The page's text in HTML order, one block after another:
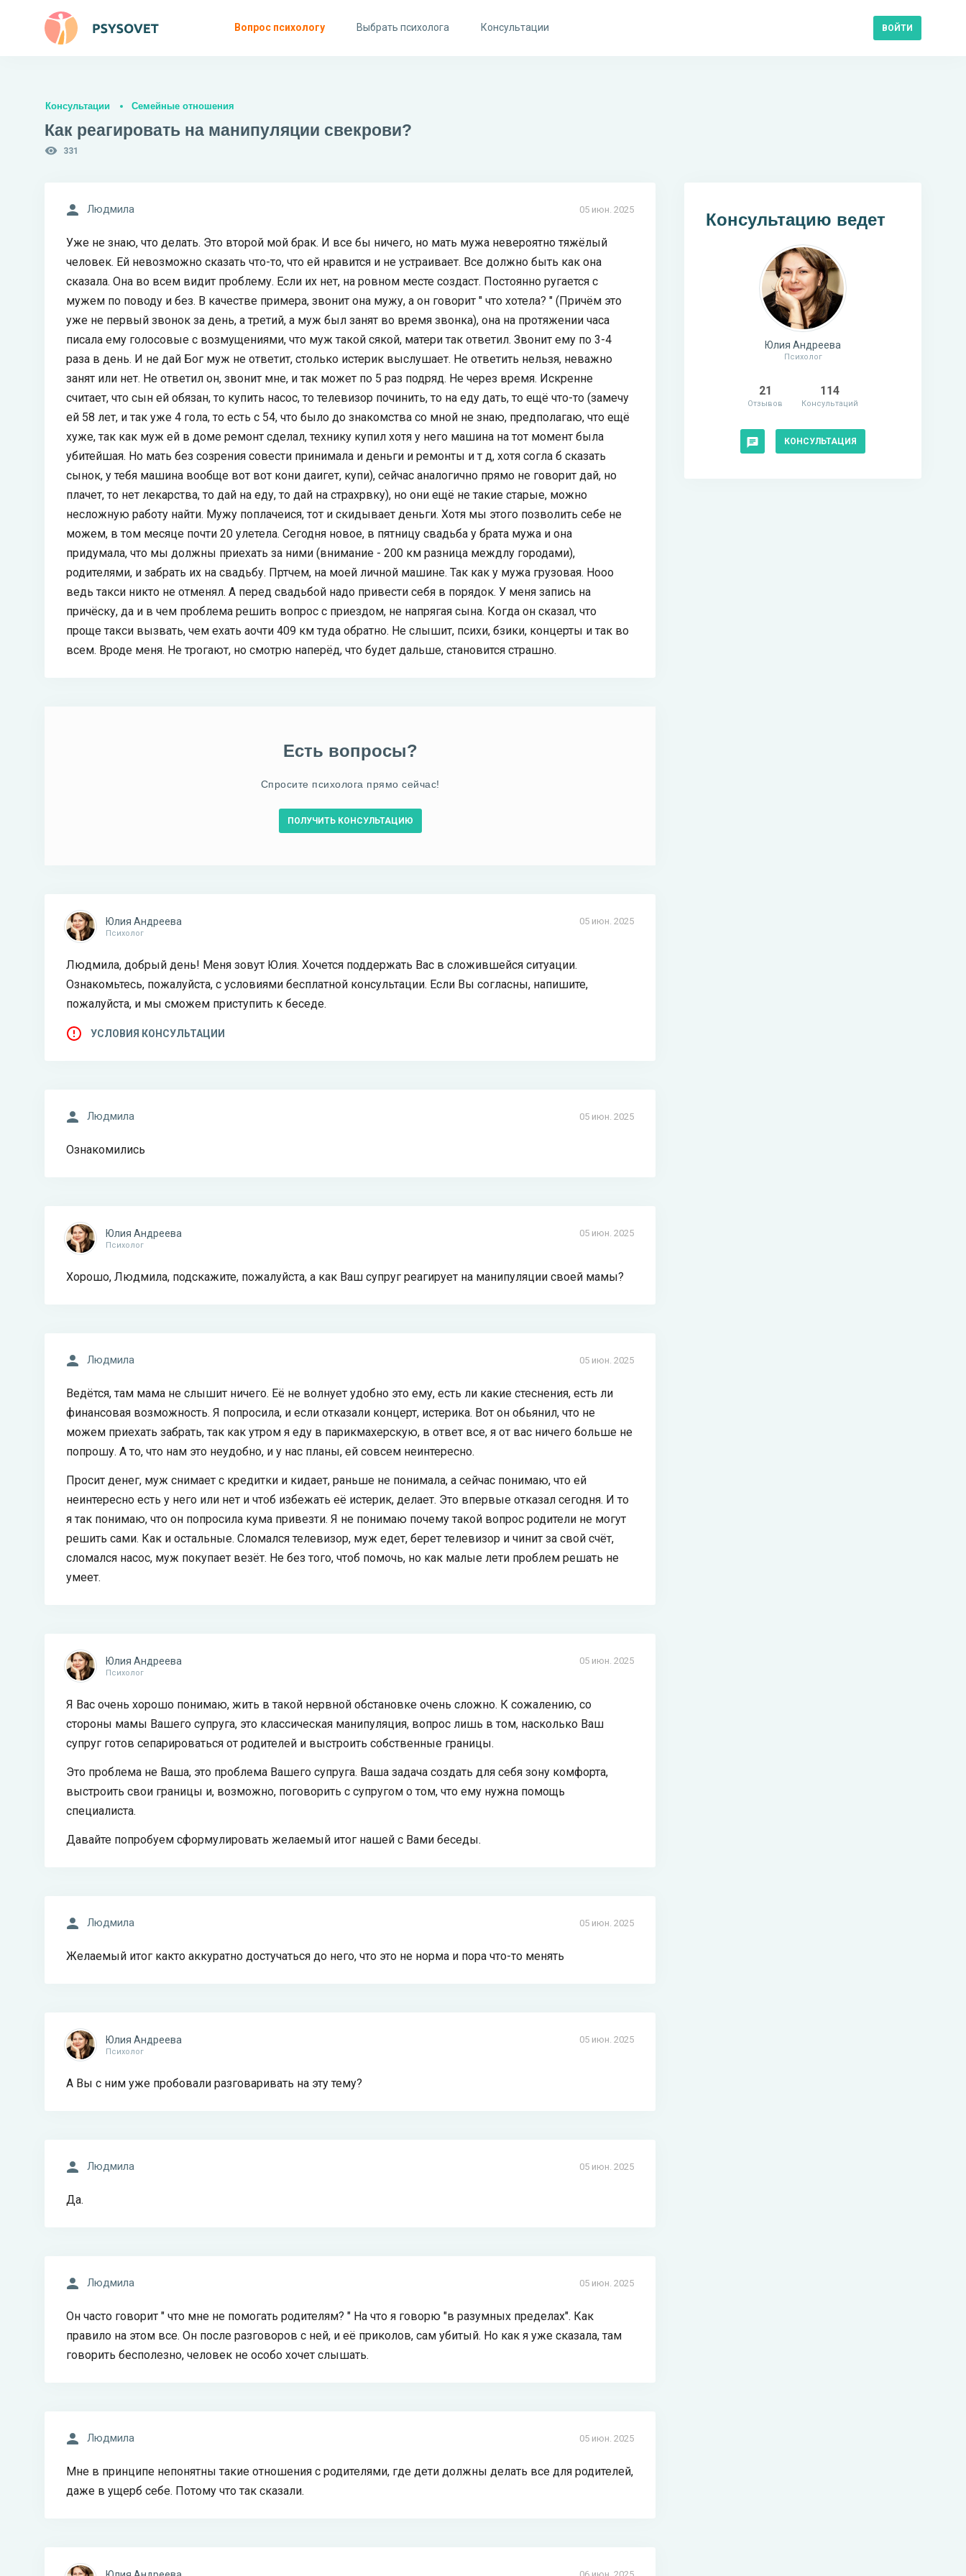
Вопрос психологу Выбрать психолога Консультации ВОЙТИ
Консультации Семейные отношения
Как реагировать на манипуляции свекрови?
331
05 июн. 2025
Людмила
Уже не знаю, что делать. Это второй мой брак. И все бы ничего, но мать мужа невероятно тяжёлый
человек. Ей невозможно сказать что-то, что ей нравится и не устраивает. Все должно быть как она
сказала. Она во всем видит проблему. Если их нет, на ровном месте создаст. Постоянно ругается с
мужем по поводу и без. В качестве примера, звонит она мужу, а он говорит " что хотела? " (Причём это
уже не первый звонок за день, а третий, а муж был занят во время звонка), она на протяжении часа
писала ему голосовые с возмущениями, что муж такой сякой, матери так ответил. Звонит ему по 3-4
раза в день. И не дай Бог муж не ответит, столько истерик выслушает. Не ответить нельзя, неважно
занят или нет. Не ответил он, звонит мне, и так может по 5 раз подряд. Не через время. Искренне
считает, что сын ей обязан, то купить насос, то телевизор починить, то на еду дать, то ещё что-то (замечу
ей 58 лет, и так уже 4 гола, то есть с 54, что было до знакомства со мной не знаю, предполагаю, что ещё
хуже, так как муж ей в доме ремонт сделал, технику купил хотя у него машина на тот момент была
убитейшая. Но мать без созрения совести принимала и деньги и ремонты и т д, хотя согла б сказать
сынок, у тебя машина вообще вот вот кони даигет, купи), сейчас аналогично прямо не говорит дай, но
плачет, то нет лекарства, то дай на еду, то дай на страхрвку), но они ещё не такие старые, можно
несложную работу найти. Мужу поплачеися, тот и скидывает деньги. Хотя мы этого позволить себе не
можем, в том месяце почти 20 улетела. Сегодня новое, в пятницу свадьба у брата мужа и она
придумала, что мы должны приехать за ними (внимание - 200 км разница междлу городами),
родителями, и забрать их на свадьбу. Пртчем, на моей личной машине. Так как у мужа грузовая. Нооо
ведь такси никто не отменял. А перед свадьбой надо привести себя в порядок. У меня запись на
причёску, да и в чем проблема решить вопрос с приездом, не напрягая сына. Когда он сказал, что
проще такси вызвать, чем ехать аочти 409 км туда обратно. Не слышит, психи, бзики, концерты и так во
всем. Вроде меня. Не трогают, но смотрю наперёд, что будет дальше, становится страшно.
Есть вопросы?
Спросите психолога прямо сейчас!
ПОЛУЧИТЬ КОНСУЛЬТАЦИЮ
05 июн. 2025
Юлия Андреева
Психолог
Людмила, добрый день! Меня зовут Юлия. Хочется поддержать Вас в сложившейся ситуации.
Ознакомьтесь, пожалуйста, с условиями бесплатной консультации. Если Вы согласны, напишите,
пожалуйста, и мы сможем приступить к беседе.
УСЛОВИЯ КОНСУЛЬТАЦИИ
05 июн. 2025
Людмила
Ознакомились
05 июн. 2025
Юлия Андреева
Психолог
Хорошо, Людмила, подскажите, пожалуйста, а как Ваш супруг реагирует на манипуляции своей мамы?
05 июн. 2025
Людмила
Ведётся, там мама не слышит ничего. Её не волнует удобно это ему, есть ли какие стеснения, есть ли
финансовая возможность. Я попросила, и если отказали концерт, истерика. Вот он обьянил, что не
можем приехать забрать, так как утром я еду в парикмахерскую, в ответ все, я от вас ничего больше не
попрошу. А то, что нам это неудобно, и у нас планы, ей совсем неинтересно.
Просит денег, муж снимает с кредитки и кидает, раньше не понимала, а сейчас понимаю, что ей
неинтересно есть у него или нет и чтоб избежать её истерик, делает. Это впервые отказал сегодня. И то
я так понимаю, что он попросила кума привезти. Я не понимаю почему такой вопрос родители не могут
решить сами. Как и остальные. Сломался телевизор, муж едет, берет телевизор и чинит за свой счёт,
сломался насос, муж покупает везёт. Не без того, чтоб помочь, но как малые лети проблем решать не
умеет.
05 июн. 2025
Юлия Андреева
Психолог
Я Вас очень хорошо понимаю, жить в такой нервной обстановке очень сложно. К сожалению, со
стороны мамы Вашего супруга, это классическая манипуляция, вопрос лишь в том, насколько Ваш
супруг готов сепарироваться от родителей и выстроить собственные границы.
Это проблема не Ваша, это проблема Вашего супруга. Ваша задача создать для себя зону комфорта,
выстроить свои границы и, возможно, поговорить с супругом о том, что ему нужна помощь
специалиста.
Давайте попробуем сформулировать желаемый итог нашей с Вами беседы.
05 июн. 2025
Людмила
Желаемый итог както аккуратно достучаться до него, что это не норма и пора что-то менять
05 июн. 2025
Юлия Андреева
Психолог
А Вы с ним уже пробовали разговаривать на эту тему?
05 июн. 2025
Людмила
Да.
05 июн. 2025
Людмила
Он часто говорит " что мне не помогать родителям? " На что я говорю "в разумных пределах". Как
правило на этом все. Он после разговоров с ней, и её приколов, сам убитый. Но как я уже сказала, там
говорить бесполезно, человек не особо хочет слышать.
05 июн. 2025
Людмила
Мне в принципе непонятны такие отношения с родителями, где дети должны делать все для родителей,
даже в ущерб себе. Потому что так сказали.
Консультацию ведет
Юлия Андреева
Психолог
21
Отзывов
114
Консультаций
КОНСУЛЬТАЦИЯ